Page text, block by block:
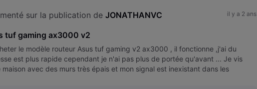
sur la publication de JONATHANVC il y a 2 ans
tuf gaming ax3000 v2
le modèle routeur Asus tuf gaming v2 ax3000 , il fonctionne ,j'ai du
est plus rapide cependant je n'ai pas plus de portée qu'avant ... Je vis
maison avec des murs très épais et mon signal est inexistant dans les